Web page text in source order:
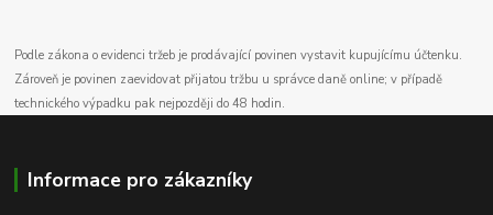
Podle zákona o evidenci tržeb je prodávající povinen vystavit kupujícímu účtenku.
Zároveň je povinen zaevidovat přijatou tržbu u správce daně online; v případě
technického výpadku pak nejpozději do 48 hodin.
Informace pro zákazníky